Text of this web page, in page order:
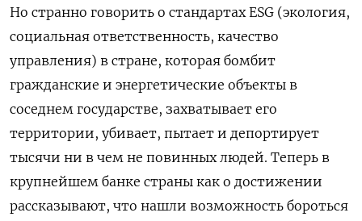
Но странно говорить о стандартах ESG (экология,
социальная ответственность, качество
управления) в стране, которая бомбит
гражданские и энергетические объекты в
соседнем государстве, захватывает его
территории, убивает, пытает и депортирует
тысячи ни в чем не повинных людей. Теперь в
крупнейшем банке страны как о достижении
рассказывают, что нашли возможность бороться